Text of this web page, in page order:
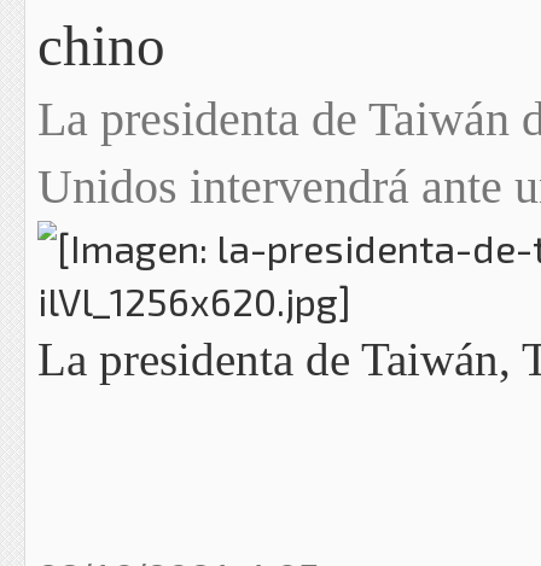
chino
La presidenta de Taiwán
Unidos intervendrá ante
La presidenta de Taiwán,